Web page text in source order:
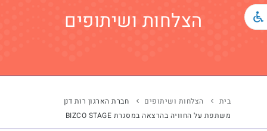
BIZCO לעסקים
לומדים עם BIZCO
הצלחות ושיתופים
בית הצלחות ושיתופים
חברת הארגון רות דנן
משתפת על החוויה בהרצאה במסגרת BIZCO STAGE